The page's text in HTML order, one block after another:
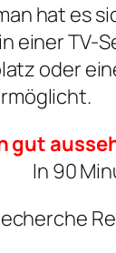
hat es
einer
oder
gut
In 90